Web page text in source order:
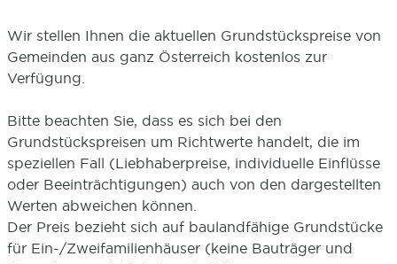
Wir stellen Ihnen die aktuellen Grundstückspreise von
Gemeinden aus ganz Österreich kostenlos zur
Verfügung.
Bitte beachten Sie, dass es sich bei den
Grundstückspreisen um Richtwerte handelt, die im
speziellen Fall (Liebhaberpreise, individuelle Einflüsse
oder Beeinträchtigungen) auch von den dargestellten
Werten abweichen können.
Der Preis bezieht sich auf baulandfähige Grundstücke
für Ein-/Zweifamilienhäuser (keine Bauträger und